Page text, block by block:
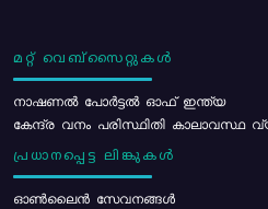
മറ്റ് വെബ്സൈറ്റുകൾ
നാഷണൽ പോർട്ടൽ ഓഫ് ഇന്ത്യ
കേന്ദ്ര വനം പരിസ്ഥിതി കാലാവസ്ഥ
പ്രധാനപ്പെട്ട ലിങ്കുകൾ
ഓൺലൈൻ സേവനങ്ങൾ